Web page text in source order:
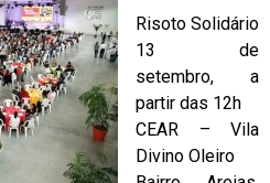
Risoto Solidário
13 de
setembro, a
partir das 12h
CEAR – Vila
Divino Oleiro